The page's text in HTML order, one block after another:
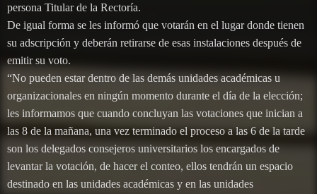
persona Titular de la Rectoría.
De igual forma se les informó que votarán en el lugar donde tienen
su adscripción y deberán retirarse de esas instalaciones después de
emitir su voto.
“No pueden estar dentro de las demás unidades académicas u
organizacionales en ningún momento durante el día de la elección;
les informamos que cuando concluyan las votaciones que inician a
las 8 de la mañana, una vez terminado el proceso a las 6 de la tarde
son los delegados consejeros universitarios los encargados de
levantar la votación, de hacer el conteo, ellos tendrán un espacio
destinado en las unidades académicas y en las unidades